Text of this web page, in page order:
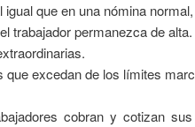
que en una nómina
trabajador permanezca de
excedan de los límites
cobran y cotizan